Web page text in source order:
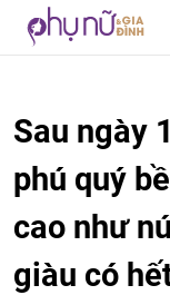
Sau ngày
phú quý
cao như
giàu có